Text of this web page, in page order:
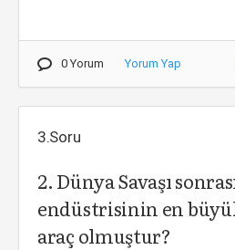
0 Yorum Yorum Yap
3.Soru
2. Dünya Savaşı
endüstrisinin en
araç olmuştur?